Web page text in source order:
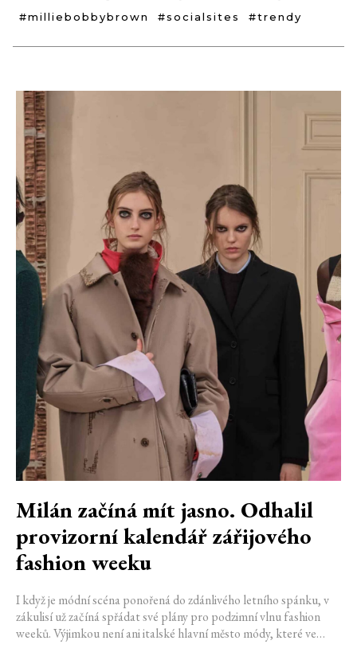
#milliebobbybrown
#socialsites #trendy
Milán začíná mít jasno. Odhalil
provizorní kalendář zářijového
fashion weeku
I když je módní scéna ponořená do zdánlivého letního spánku, v
zákulisí už začíná spřádat své plány pro podzimní vlnu fashion
weeků. Výjimkou není ani italské hlavní město módy, které ve